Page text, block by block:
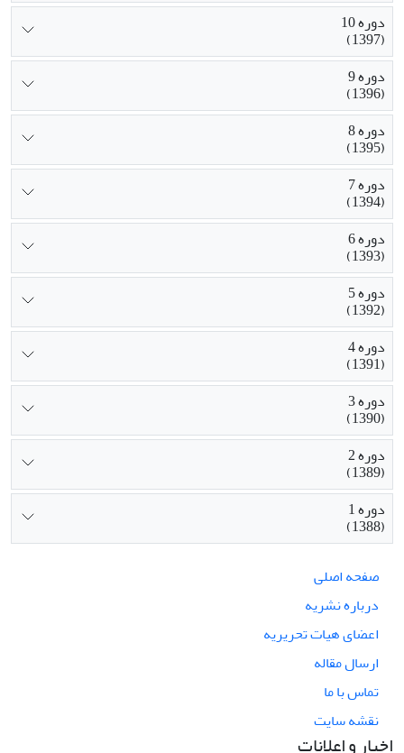
دوره 10
(1397)
دوره 9
(1396)
دوره 8
(1395)
دوره 7
(1394)
دوره 6
(1393)
دوره 5
(1392)
دوره 4
(1391)
دوره 3
(1390)
دوره 2
(1389)
دوره 1
(1388)
صفحه اصلی
درباره نشریه
اعضای هیات تحریریه
ارسال مقاله
تماس با ما
نقشه سایت
اخبار و اعلانات